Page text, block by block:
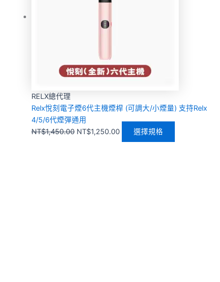
RELX總代理
Relx悅刻電子煙6代主機煙桿 (可調大/小煙量) 支持Relx
4/5/6代煙彈通用
NT$1,450.00 NT$1,250.00 選擇規格